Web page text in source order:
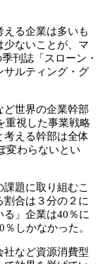
る企業は多いも
少ないことが、マ
刊誌「スローン・
サルティング・グ
世界の企業幹部
重視した事業戦略
考える幹部は全体
変わらないとい
題に取り組むこ
合は３分の２に
る」企業は40％に
しかなかった。
など資源消費型